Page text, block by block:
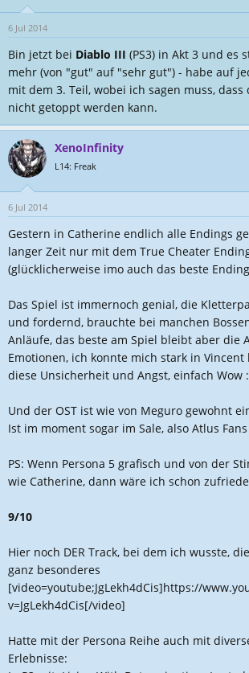
6 Jul 2014
Bin jetzt bei Diablo III (PS3) in Akt 3 und es
mehr (von "gut" auf "sehr gut") - habe auf
mit dem 3. Teil, wobei ich sagen muss, dass
nicht getoppt werden kann.
XenoInfinity
L14: Freak
6 Jul 2014
Gestern in Catherine endlich alle Endings
langer Zeit nur mit dem True Cheater
(glücklicherweise imo auch das beste Ending
Das Spiel ist immernoch genial, die
und fordernd, brauchte bei manchen
Anläufe, das beste am Spiel bleibt aber die
Emotionen, ich konnte mich stark in
diese Unsicherheit und Angst, einfach Wow
Und der OST ist wie von Meguro gewohnt
Ist im moment sogar im Sale, also Atlus
PS: Wenn Persona 5 grafisch und von der
wie Catherine, dann wäre ich schon
9/10
Hier noch DER Track, bei dem ich wusste,
ganz besonderes
[video=youtube;JgLekh4dCis]https://
v=JgLekh4dCis[/video]
Hatte mit der Persona Reihe auch mit
Erlebnisse: